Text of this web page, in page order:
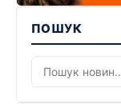
ПОШУК